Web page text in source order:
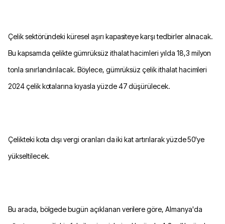
Çelik sektöründeki küresel aşırı kapasiteye karşı tedbirler alınacak.
Bu kapsamda çelikte gümrüksüz ithalat hacimleri yılda 18,3 milyon
tonla sınırlandırılacak. Böylece, gümrüksüz çelik ithalat hacimleri
2024 çelik kotalarına kıyasla yüzde 47 düşürülecek.
Çelikteki kota dışı vergi oranları da iki kat artırılarak yüzde 50'ye
yükseltilecek.
Bu arada, bölgede bugün açıklanan verilere göre, Almanya'da